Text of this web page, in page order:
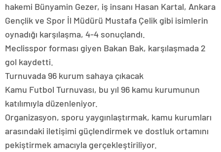
hakemi Bünyamin Gezer, iş insanı Hasan Kartal, Ankara
Gençlik ve Spor İl Müdürü Mustafa Çelik gibi isimlerin
oynadığı karşılaşma, 4-4 sonuçlandı.
Meclisspor forması giyen Bakan Bak, karşılaşmada 2
gol kaydetti.
Turnuvada 96 kurum sahaya çıkacak
Kamu Futbol Turnuvası, bu yıl 96 kamu kurumunun
katılımıyla düzenleniyor.
Organizasyon, sporu yaygınlaştırmak, kamu kurumları
arasındaki iletişimi güçlendirmek ve dostluk ortamını
pekiştirmek amacıyla gerçekleştiriliyor.